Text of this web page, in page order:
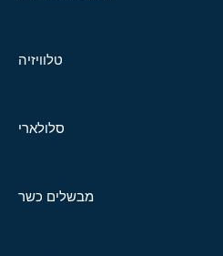
טלוויזיה
סלולארי
מבשלים כשר